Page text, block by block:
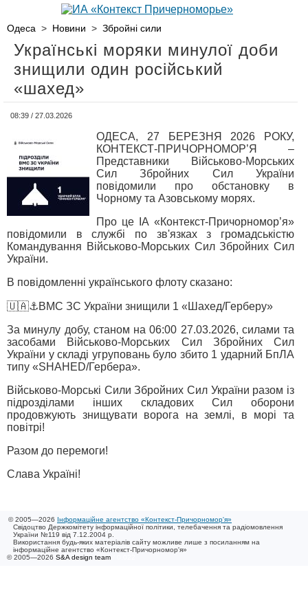
Одеса > Новини > Збройні сили
Українські моряки минулої доби
знищили один російський
«шахед»
08:39 / 27.03.2026
ОДЕСА, 27 БЕРЕЗНЯ 2026 РОКУ,
КОНТЕКСТ-ПРИЧОРНОМОР’Я –
Представники Військово-Морських
Сил Збройних Сил України
повідомили про обстановку в
Чорному та Азовському морях.
Про це ІА «Контекст-Причорномор’я»
повідомили в службі по зв'язках з громадськістю
Командування Військово-Морських Сил Збройних Сил
України.
В повідомленні українського флоту сказано:
🇺🇦⚓ВМС ЗС України знищили 1 «Шахед/Герберу»
За минулу добу, станом на 06:00 27.03.2026, силами та
засобами Військово-Морських Сил Збройних Сил
України у складі угруповань було збито 1 ударний БпЛА
типу «SHAHED/Гербера».
Військово-Морські Сили Збройних Сил України разом із
підрозділами інших складових Сил оборони
продовжують знищувати ворога на землі, в морі та
повітрі!
Разом до перемоги!
Слава Україні!
© 2005—2026 Інформаційне агентство «Контекст-Причорномор'я»
Свідоцтво Держкомітету інформаційної політики, телебачення та радіомовлення
України №119 від 7.12.2004 р.
Використання будь-яких матеріалів сайту можливе лише з посиланням на
інформаційне агентство «Контекст-Причорномор'я»
© 2005—2026 S&A design team